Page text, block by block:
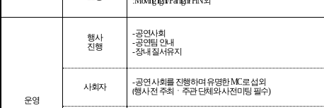
운영
행사
진행
-공연사회
-공연팀 안내
-장내 질서유지
사회자 -공연 사회를 진행하며 유명한MC로 섭외
(행사 전 주최 ㆍ 주관 단체와 사전미팅 필수)